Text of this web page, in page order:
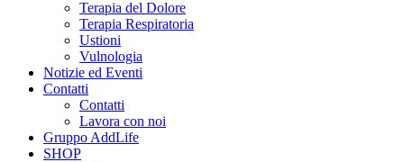
Terapia del Dolore
Terapia Respiratoria
Ustioni
Vulnologia
Notizie ed Eventi
Contatti
Contatti
Lavora con noi
Gruppo AddLife
SHOP